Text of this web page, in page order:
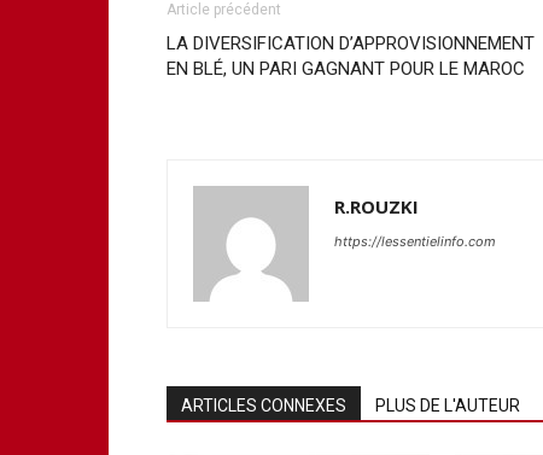
Article précédent
LA DIVERSIFICATION D’APPROVISIONNEMENT
EN BLÉ, UN PARI GAGNANT POUR LE MAROC
R.ROUZKI
https://lessentielinfo.com
ARTICLES CONNEXES PLUS DE L'AUTEUR